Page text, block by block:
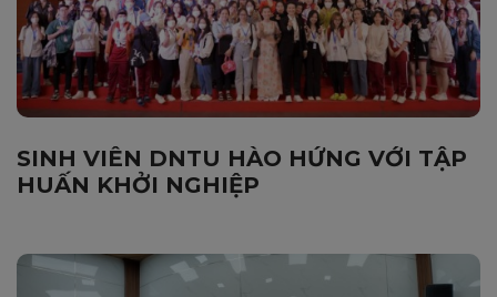
SINH VIÊN DNTU HÀO HỨNG VỚI TẬP
HUẤN KHỞI NGHIỆP